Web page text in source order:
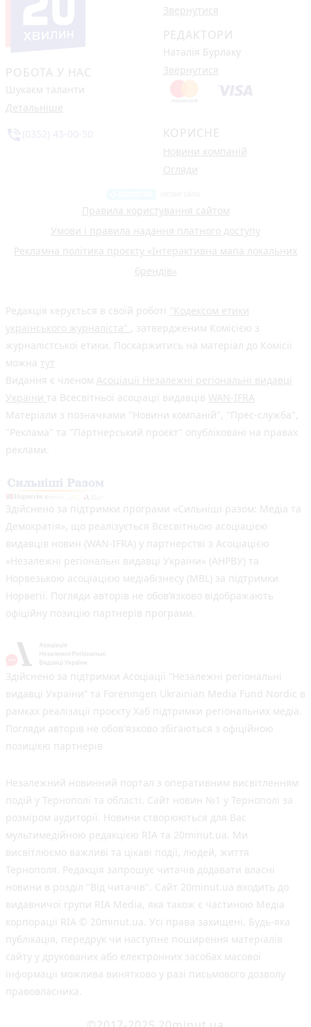
РОБОТА У НАС
Шукаєм таланти
Детальніше
Звернутися
РЕДАКТОРИ
Наталія Бурлаку
Звернутися
КОРИСНЕ
Новини компаній
Огляди
Правила користування сайтом
Умови і правила надання платного доступу
Рекламна політика проєкту «Інтерактивна мапа локальних
брендів»
Редакція керується в своїй роботі "Кодексом етики
українського журналіста" , затвердженим Комісією з
журналістської етики. Поскаржитись на матеріал до Комісії
можна тут
Видання є членом Асоціації Незалежні регіональні видавці
України та Всесвітньої асоціації видавців WAN-IFRA
Матеріали з позначками "Новини компаній", "Прес-служба",
"Реклама" та "Партнерський проєкт" опубліковані на правах
реклами.
Здійснено за підтримки програми «Сильніші разом: Медіа та
Демократія», що реалізується Всесвітньою асоціацією
видавців новин (WAN-IFRA) у партнерстві з Асоціацією
«Незалежні регіональні видавці України» (АНРВУ) та
Норвезькою асоціацією медіабізнесу (MBL) за підтримки
Норвегії. Погляди авторів не обов’язково відображають
офіційну позицію партнерів програми.
Здійснено за підтримки Асоціації “Незалежні регіональні
видавці України” та Foreningen Ukrainian Media Fund Nordic в
рамках реалізації проєкту Хаб підтримки регіональних медіа.
Погляди авторів не обов'язково збігаються з офіційною
позицією партнерів
Незалежний новинний портал з оперативним висвітленням
подій у Тернополі та області. Сайт новин №1 у Тернополі за
розміром аудиторії. Новини створюються для Вас
мультимедійною редакцією RIA та 20minut.ua. Ми
висвітлюємо важливі та цікаві події, людей, життя
Тернополя. Редакція запрошує читачів додавати власні
новини в розділ "Від читачів". Сайт 20minut.ua входить до
видавничої групи RIA Media, яка також є частиною Медіа
корпорації RIA © 20minut.ua. Усі права захищені. Будь-яка
публiкацiя, передрук чи наступне поширення матеріалів
сайту у друкованих або електронних засобах масової
інформації можлива винятково у разі письмового дозволу
правовласника.